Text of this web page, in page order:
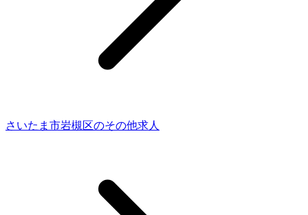
さいたま市岩槻区のその他求人